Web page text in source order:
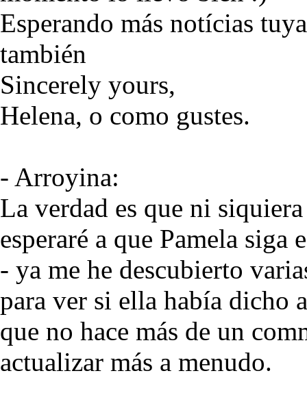
Esperando más notícias
también
Sincerely yours,
Helena, o como gustes.
- Arroyina:
La verdad es que ni
esperaré a que Pamela
- ya me he descubierto
para ver si ella había dicho
que no hace más de un
actualizar más a menudo.